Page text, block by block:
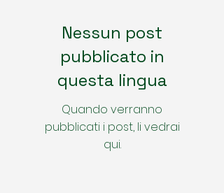
Nessun post
pubblicato in
questa lingua
Quando verranno
pubblicati i post, li vedrai
qui.